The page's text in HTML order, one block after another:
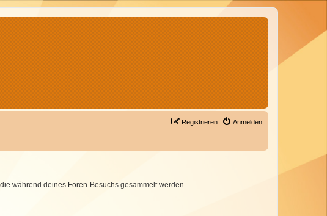
Anmelden
Registrieren
während deines Foren-Besuchs gesammelt werden.